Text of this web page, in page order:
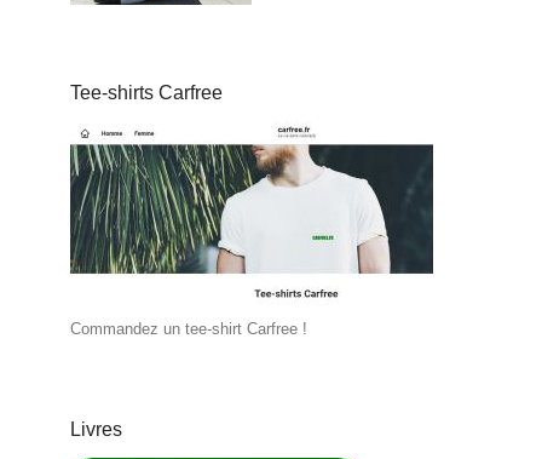
Tee-shirts Carfree
Commandez un tee-shirt Carfree !
Livres